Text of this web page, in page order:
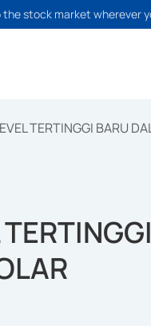
stock market wherever
TERTINGGI BARU